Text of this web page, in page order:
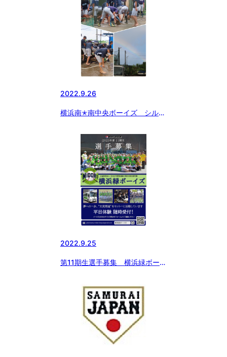
2022.9.26
横浜南✭南中央ボーイズ シルバ
2022.9.25
第11期生選手募集 横浜緑ボーイ